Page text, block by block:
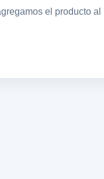
el producto al